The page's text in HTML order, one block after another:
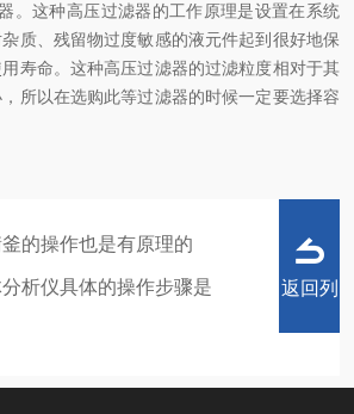
这种高压过滤器的工作原理是设置在系统
质、残留物过度敏感的液元件起到很好地保
寿命。这种高压过滤器的过滤粒度相对于其
所以在选购此等过滤器的时候一定要选择容
的操作也是有原理的
析仪具体的操作步骤是 返回列